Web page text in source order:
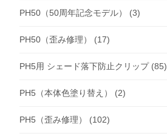
PH50（50周年記念モデル） (3)
PH50（歪み修理） (17)
PH5用 シェード落下防止クリップ(85)
PH5（本体色塗り替え） (2)
PH5（歪み修理） (102)